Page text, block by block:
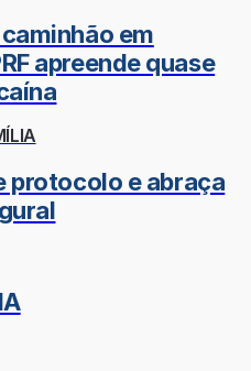
em
apreende quase
protocolo e abraça